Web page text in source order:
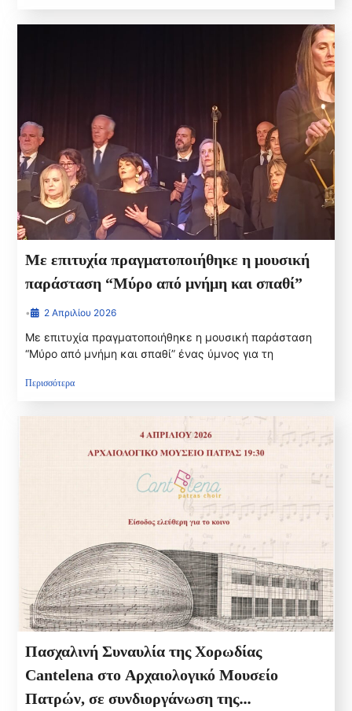
Με επιτυχία πραγματοποιήθηκε η μουσική
παράσταση “Μύρο από μνήμη και σπαθί”
• 2 Απριλίου 2026
Με επιτυχία πραγματοποιήθηκε η μουσική παράσταση
“Μύρο από μνήμη και σπαθί” ένας ύμνος για τη
Περισσότερα
Πασχαλινή Συναυλία της Χορωδίας
Cantelena στο Αρχαιολογικό Μουσείο
Πατρών, σε συνδιοργάνωση της